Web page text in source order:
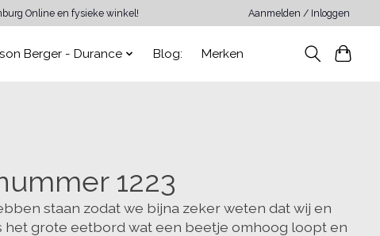
Online en fysieke winkel! Aanmelden / Inloggen
Berger - Durance Blog: Merken
1223
staan zodat we bijna zeker weten dat wij en
grote eetbord wat een beetje omhoog loopt en